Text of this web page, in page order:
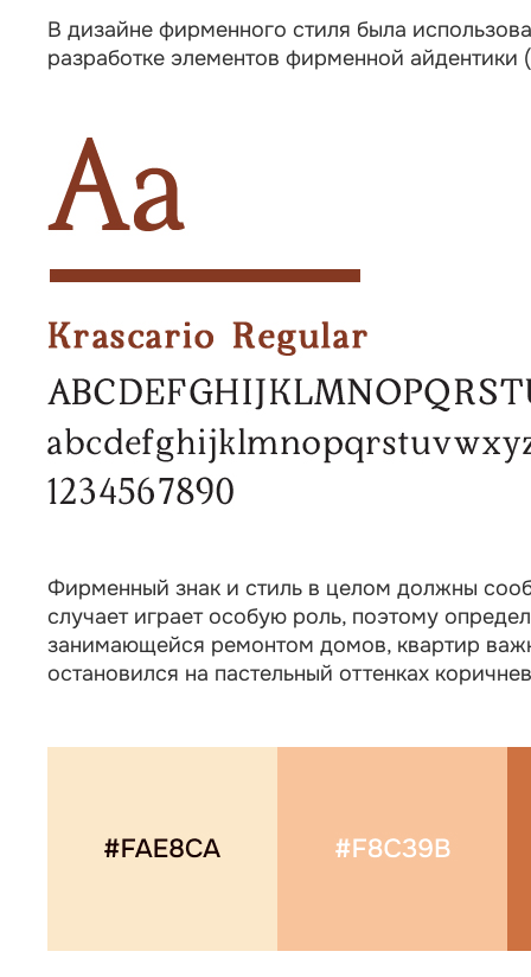
В дизайне фирменного стиля была
разработке элементов фирменной
Фирменный знак и стиль в целом должны
случает играет особую роль, поэтому
занимающейся ремонтом домов, квартир
остановился на пастельный оттенках